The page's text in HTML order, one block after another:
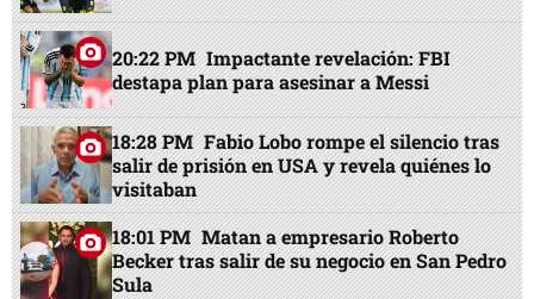
20:22 PM Impactante revelación: FBI
destapa plan para asesinar a Messi
18:28 PM Fabio Lobo rompe el silencio tras
salir de prisión en USA y revela quiénes lo
visitaban
18:01 PM Matan a empresario Roberto
Becker tras salir de su negocio en San Pedro
Sula